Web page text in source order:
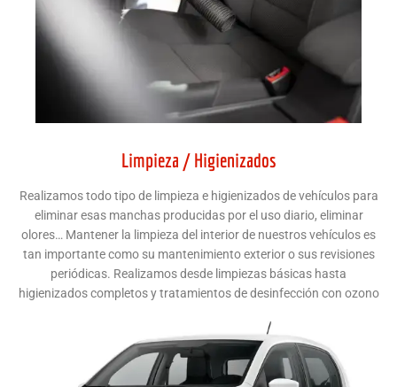
Limpieza / Higienizados
Realizamos todo tipo de limpieza e higienizados de vehículos para
eliminar esas manchas producidas por el uso diario, eliminar
olores… Mantener la limpieza del interior de nuestros vehículos es
tan importante como su mantenimiento exterior o sus revisiones
periódicas. Realizamos desde limpiezas básicas hasta
higienizados completos y tratamientos de desinfección con ozono